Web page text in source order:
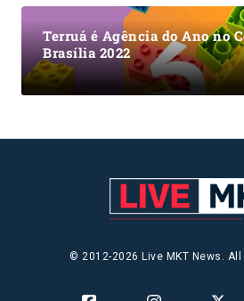
Terruá é Agência do Ano no
Brasília 2022
© 2012-2026 Live MKT News.